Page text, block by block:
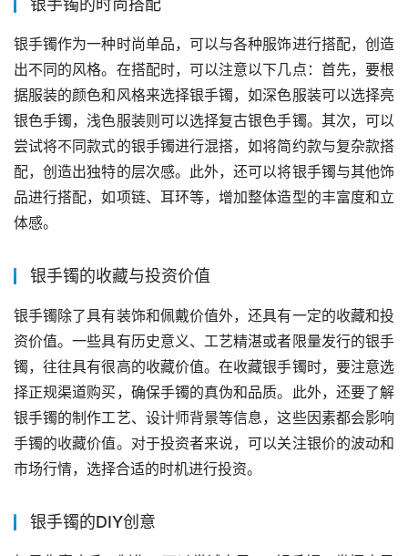
银手镯的时尚搭配
银手镯作为一种时尚单品，可以与各种服饰进行搭配，创造
出不同的风格。在搭配时，可以注意以下几点：首先，要根
据服装的颜色和风格来选择银手镯，如深色服装可以选择亮
银色手镯，浅色服装则可以选择复古银色手镯。其次，可以
尝试将不同款式的银手镯进行混搭，如将简约款与复杂款搭
配，创造出独特的层次感。此外，还可以将银手镯与其他饰
品进行搭配，如项链、耳环等，增加整体造型的丰富度和立
体感。
银手镯的收藏与投资价值
银手镯除了具有装饰和佩戴价值外，还具有一定的收藏和投
资价值。一些具有历史意义、工艺精湛或者限量发行的银手
镯，往往具有很高的收藏价值。在收藏银手镯时，要注意选
择正规渠道购买，确保手镯的真伪和品质。此外，还要了解
银手镯的制作工艺、设计师背景等信息，这些因素都会影响
手镯的收藏价值。对于投资者来说，可以关注银价的波动和
市场行情，选择合适的时机进行投资。
银手镯的DIY创意